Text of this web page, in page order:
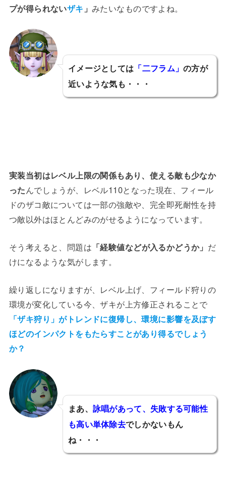
プが得られないザキ 」みたいなものですよね。
イメージとしては 「二フラム」の方が
近いような気も・・・
実装当初はレベル上限の関係もあり、使える敵も少なか
ったんでしょうが、レベル110となった現在、フィール
ドのザコ敵については一部の強敵や、完全即死耐性を持
つ敵以外はほとんどみのがせるようになっています。
そう考えると、問題は 「経験値などが入るかどうか」 だ
けになるような気がします。
繰り返しになりますが、レベル上げ、フィールド狩りの
環境が変化している今、ザキが上方修正されることで
「ザキ狩り」がトレンドに復帰し、環境に影響を及ぼす
ほどのインパクトをもたらすことがあり得るでしょう
か？
まあ、 詠唱があって、失敗する可能性
も高い単体除去でしかないもん
ね・・・